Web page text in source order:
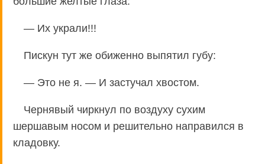
— Их украли!!!
Пискун тут же обиженно выпятил губу:
— Это не я. — И застучал хвостом.
Чернявый чиркнул по воздуху сухим
шершавым носом и решительно направился в
кладовку.